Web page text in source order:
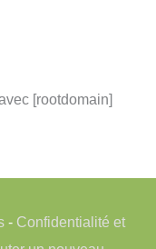
[rootdomain]
- Confidentialité et